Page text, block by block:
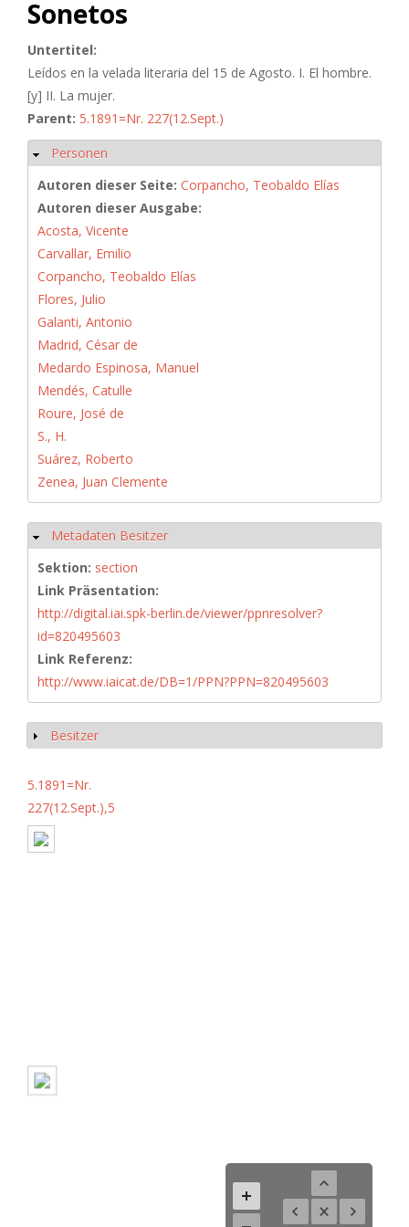
Sonetos
Untertitel:
Leídos en la velada literaria del 15 de Agosto. I. El hombre.
[y] II. La mujer.
Parent: 5.1891=Nr. 227(12.Sept.)
Ausblenden
Personen
Autoren dieser Seite: Corpancho, Teobaldo Elías
Autoren dieser Ausgabe:
Acosta, Vicente
Carvallar, Emilio
Corpancho, Teobaldo Elías
Flores, Julio
Galanti, Antonio
Madrid, César de
Medardo Espinosa, Manuel
Mendés, Catulle
Roure, José de
S., H.
Suárez, Roberto
Zenea, Juan Clemente
Ausblenden
Metadaten Besitzer
Sektion: section
Link Präsentation:
http://digital.iai.spk-berlin.de/viewer/ppnresolver?
id=820495603
Link Referenz:
http://www.iaicat.de/DB=1/PPN?PPN=820495603
Anzeigen
Besitzer
5.1891=Nr.
227(12.Sept.),5